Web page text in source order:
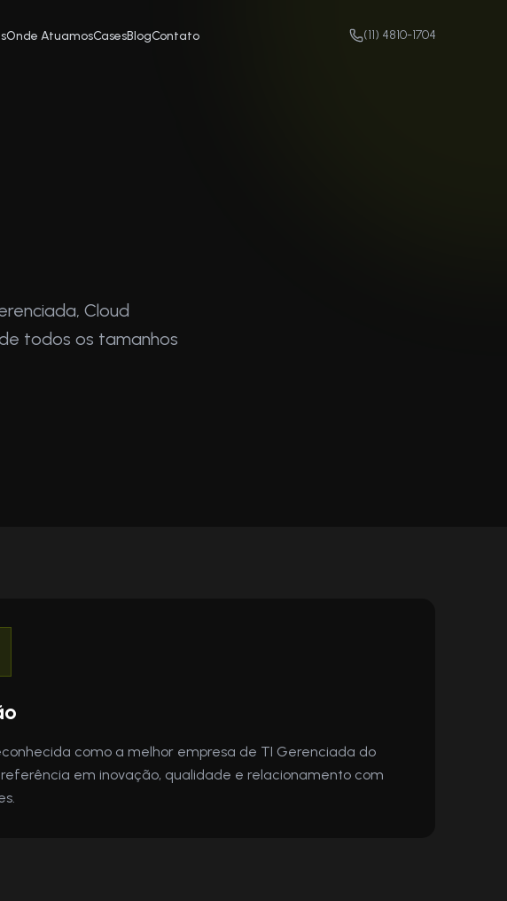
Onde AtuamosCasesBlogContato (11) 4810-1704
Cloud
todos os tamanhos
como a melhor empresa de TI Gerenciada do
referência em inovação, qualidade e relacionamento com